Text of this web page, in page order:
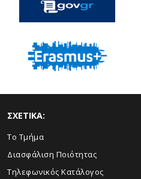
ΣΧΕΤΙΚΑ:
Το Τμήμα
Διασφάλιση Ποιότητας
Τηλεφωνικός Κατάλογος